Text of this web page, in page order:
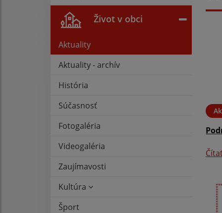
Život v obci
Aktuality
Aktuality - archív
História
Súčasnosť
Fotogaléria
Videogaléria
Zaujímavosti
Kultúra
Šport